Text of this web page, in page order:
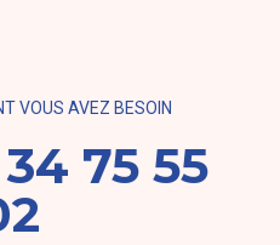
VOUS AVEZ BESOIN
75 55